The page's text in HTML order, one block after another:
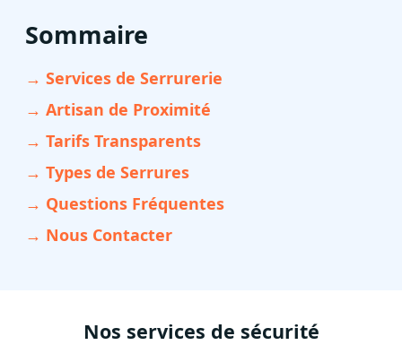
Sommaire
→ Services de Serrurerie
→ Artisan de Proximité
→ Tarifs Transparents
→ Types de Serrures
→ Questions Fréquentes
→ Nous Contacter
Nos services de sécurité